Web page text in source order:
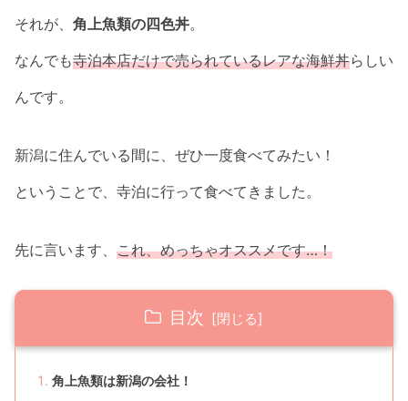
それが、 角上魚類の四色丼。
なんでも寺泊本店だけで売られているレアな海鮮丼らしい
んです。
新潟に住んでいる間に、ぜひ一度食べてみたい！
ということで、寺泊に行って食べてきました。
先に言います、 これ、めっちゃオススメです…！
目次
角上魚類は新潟の会社！